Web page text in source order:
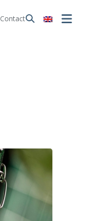
Contact